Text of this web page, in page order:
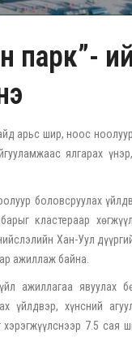
парк”-
арьс шир, ноос
ялгарах
боловсруулах
кластераар
Хан-Уул
ажиллаж байна.
явуулах
үйлдвэр, хүнсний
7.5 сая